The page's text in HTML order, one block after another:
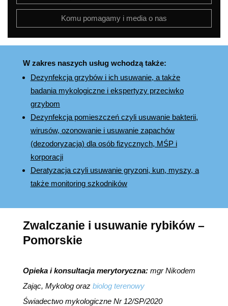
Komu pomagamy i media o nas
W zakres naszych usług wchodzą także:
Dezynfekcja grzybów i ich usuwanie, a także
badania mykologiczne i ekspertyzy przeciwko
grzybom
Dezynfekcja pomieszczeń czyli usuwanie bakterii,
wirusów, ozonowanie i usuwanie zapachów
(dezodoryzacja) dla osób fizycznych, MŚP i
korporacji
Deratyzacja czyli usuwanie gryzoni, kun, myszy, a
także monitoring szkodników
Zwalczanie i usuwanie rybików –
Pomorskie
Opieka i konsultacja merytoryczna:mgr Nikodem
Zając, Mykolog oraz biolog terenowy
Świadectwo mykologiczne Nr 12/SP/2020